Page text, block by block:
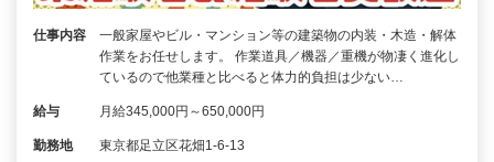
仕事内容
一般家屋やビル・マンション等の建築物の内装・木造・解体
作業をお任せします。 作業道具／機器／重機が物凄く進化し
ているので他業種と比べると体力的負担は少ない…
給与 月給345,000円～650,000円
勤務地 東京都足立区花畑1-6-13